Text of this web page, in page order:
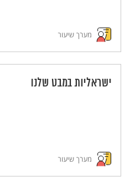
מערך שיעור
ישראליות במבט שלנו
מערך שיעור